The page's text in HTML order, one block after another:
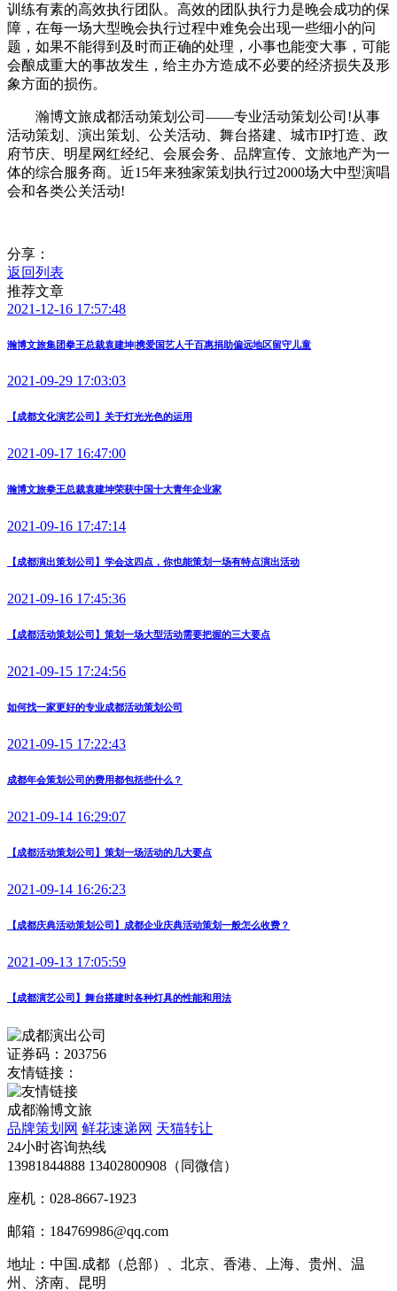
训练有素的高效执行团队。高效的团队执行力是晚会成功的保
障，在每一场大型晚会执行过程中难免会出现一些细小的问
题，如果不能得到及时而正确的处理，小事也能变大事，可能
会酿成重大的事故发生，给主办方造成不必要的经济损失及形
象方面的损伤。
瀚博文旅成都活动策划公司——专业活动策划公司!从事
活动策划、演出策划、公关活动、舞台搭建、城市IP打造、政
府节庆、明星网红经纪、会展会务、品牌宣传、文旅地产为一
体的综合服务商。近15年来独家策划执行过2000场大中型演唱
会和各类公关活动!
分享：
返回列表
推荐文章
2021-12-16 17:57:48
瀚博文旅集团拳王总裁袁建坤|携爱国艺人千百惠捐助偏远地区留守儿童
2021-09-29 17:03:03
【成都文化演艺公司】关于灯光光色的运用
2021-09-17 16:47:00
瀚博文旅拳王总裁袁建坤荣获中国十大青年企业家
2021-09-16 17:47:14
【成都演出策划公司】学会这四点，你也能策划一场有特点演出活动
2021-09-16 17:45:36
【成都活动策划公司】策划一场大型活动需要把握的三大要点
2021-09-15 17:24:56
如何找一家更好的专业成都活动策划公司
2021-09-15 17:22:43
成都年会策划公司的费用都包括些什么？
2021-09-14 16:29:07
【成都活动策划公司】策划一场活动的几大要点
2021-09-14 16:26:23
【成都庆典活动策划公司】成都企业庆典活动策划一般怎么收费？
2021-09-13 17:05:59
【成都演艺公司】舞台搭建时各种灯具的性能和用法
证券码：203756
友情链接：
成都瀚博文旅
品牌策划网 鲜花速递网 天猫转让
24小时咨询热线
13981844888 13402800908（同微信）
座机：028-8667-1923
邮箱：184769986@qq.com
地址：中国.成都（总部）、北京、香港、上海、贵州、温
州、济南、昆明